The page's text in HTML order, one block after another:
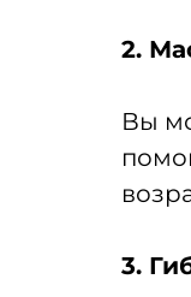
2.
Вы
3.